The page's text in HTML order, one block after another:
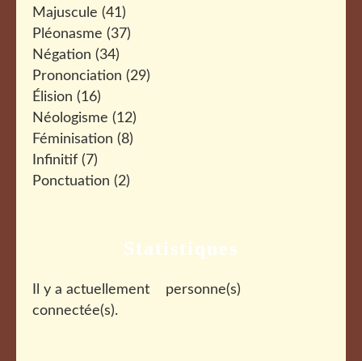
Majuscule (41)
Pléonasme (37)
Négation (34)
Prononciation (29)
Élision (16)
Néologisme (12)
Féminisation (8)
Infinitif (7)
Ponctuation (2)
Statistiques
Il y a actuellement
personne(s)
connectée(s).